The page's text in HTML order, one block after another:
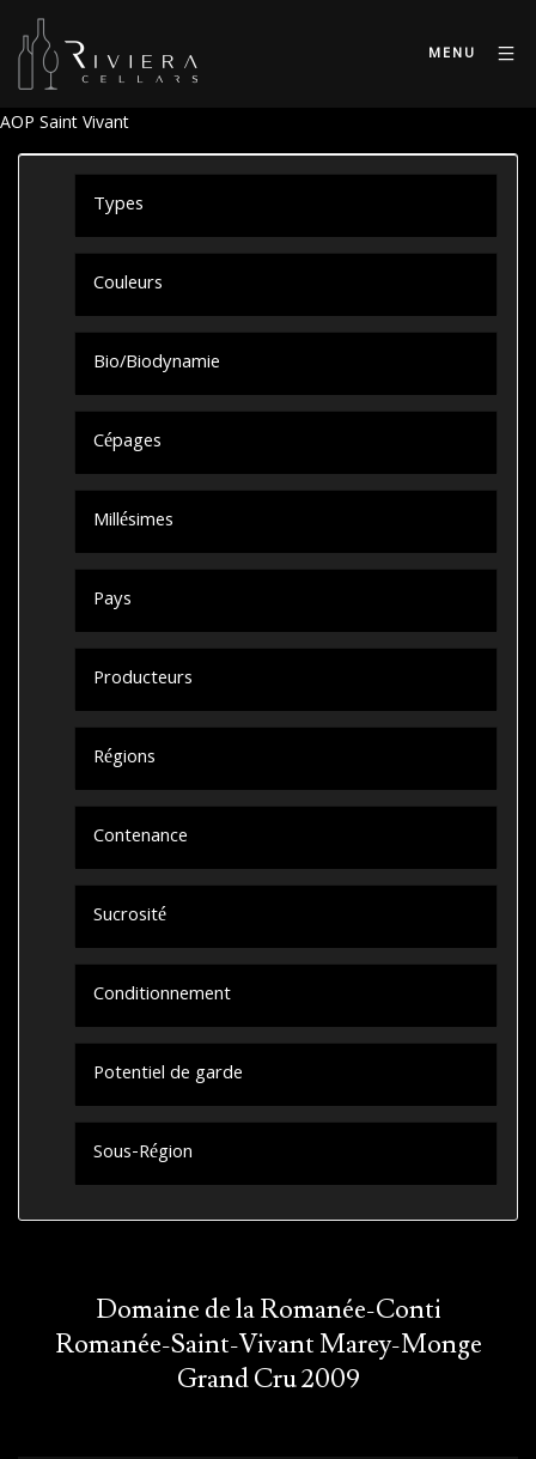
MENU
AOP Saint Vivant
Types
Couleurs
Bio/Biodynamie
Cépages
Millésimes
Pays
Producteurs
Régions
Contenance
Sucrosité
Conditionnement
Potentiel de garde
Sous-Région
Domaine de la Romanée-Conti
Romanée-Saint-Vivant Marey-Monge
Grand Cru 2009